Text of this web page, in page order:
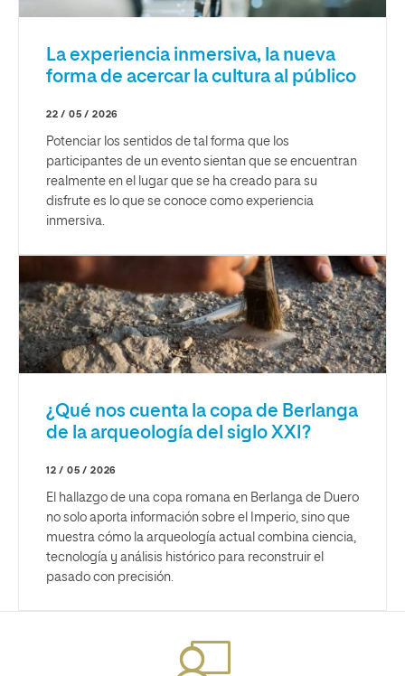
La experiencia inmersiva, la nueva
forma de acercar la cultura al público
22 / 05 / 2026
Potenciar los sentidos de tal forma que los
participantes de un evento sientan que se encuentran
realmente en el lugar que se ha creado para su
disfrute es lo que se conoce como experiencia
inmersiva.
¿Qué nos cuenta la copa de Berlanga
de la arqueología del siglo XXI?
12 / 05 / 2026
El hallazgo de una copa romana en Berlanga de Duero
no solo aporta información sobre el Imperio, sino que
muestra cómo la arqueología actual combina ciencia,
tecnología y análisis histórico para reconstruir el
pasado con precisión.